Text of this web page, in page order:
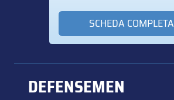
SCHEDA COMPLETA
DEFENSEMEN